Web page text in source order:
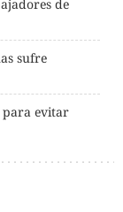
de
sufre
para evitar